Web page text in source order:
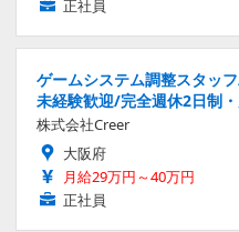
正社員
ゲームシステム調整スタッ
未経験歓迎/完全週休2日制
株式会社Creer
大阪府
月給29万円～40万円
正社員